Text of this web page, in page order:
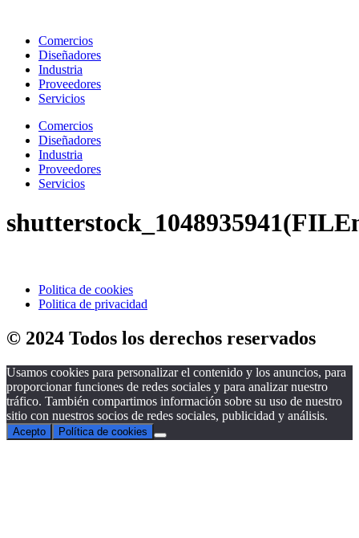
contenidoComercios
Diseñadores
Industria
Proveedores
Servicios
Comercios
Diseñadores
Industria
Proveedores
Servicios
Politica de cookies
Politica de privacidad
© 2024 Todos los derechos reservados
Usamos cookies para personalizar el contenido y los anuncios, para
proporcionar funciones de redes sociales y para analizar nuestro
tráfico. También compartimos información sobre su uso de nuestro
sitio con nuestros socios de redes sociales, publicidad y análisis.
Acepto Política de cookies